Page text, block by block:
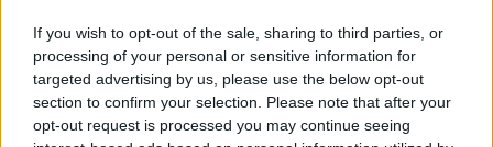
If you wish to opt-out of the sale, sharing to third parties, or
processing of your personal or sensitive information for
targeted advertising by us, please use the below opt-out
section to confirm your selection. Please note that after your
opt-out request is processed you may continue seeing
Nem kell tehát tartani attól, hogy Garner csapata csinos
pofikkal és jól ismert sztárok neveivel akarja megnyerni a
közönséget. Teljesen érthető, hogy egy olyan filmnél,